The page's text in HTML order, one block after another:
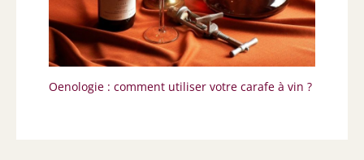
Oenologie : comment utiliser votre carafe à vin ?